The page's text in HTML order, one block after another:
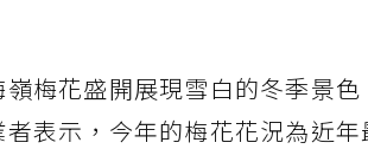
嶺梅花盛開展現雪白的冬季景
表示，今年的梅花花況為近